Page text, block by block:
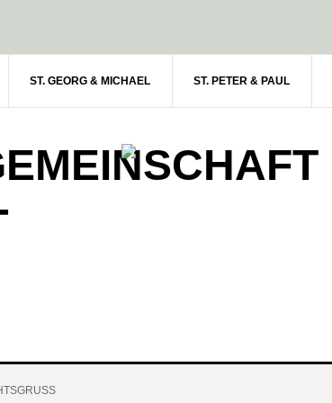
ST. GEORG & MICHAEL ST. PETER & PAUL